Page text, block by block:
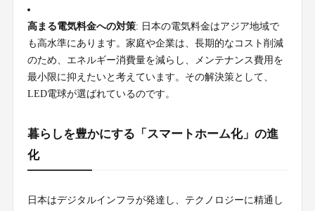
高まる電気料金への対策: 日本の電気料金はアジア地域で
も高水準にあります。家庭や企業は、長期的なコスト削減
のため、エネルギー消費量を減らし、メンテナンス費用を
最小限に抑えたいと考えています。その解決策として、
LED電球が選ばれているのです。
暮らしを豊かにする「スマートホーム化」の進
化
日本はデジタルインフラが発達し、テクノロジーに精通し